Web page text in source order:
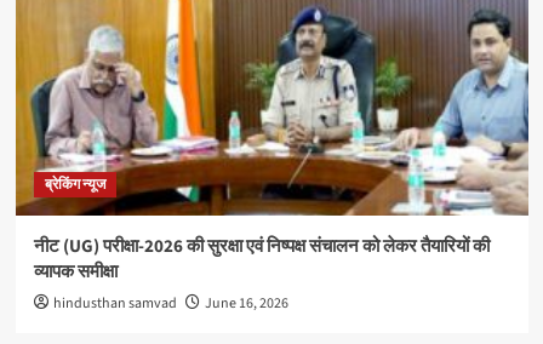
ब्रेकिंग न्यूज
नीट (UG) परीक्षा-2026 की सुरक्षा एवं निष्पक्ष संचालन को लेकर तैयारियों की
व्यापक समीक्षा
hindusthan samvad June 16, 2026